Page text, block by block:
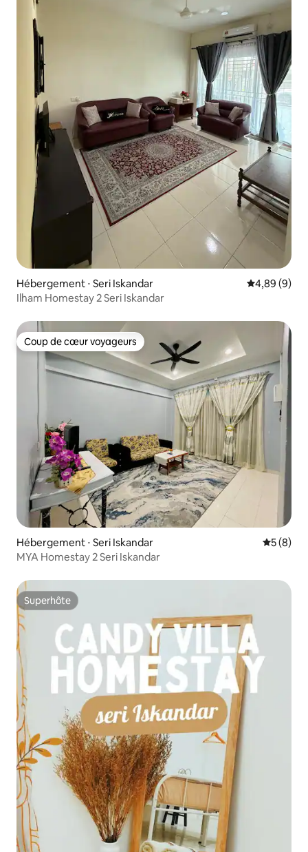
Hébergement ⋅ Seri Iskandar Évaluation
4,89 (9)
Ilham Homestay 2 Seri Iskandar
Coup de cœur voyageurs
Coup de cœur voyageurs
Hébergement ⋅ Seri Iskandar
5 (8)
MYA Homestay 2 Seri Iskandar
Superhôte
Superhôte